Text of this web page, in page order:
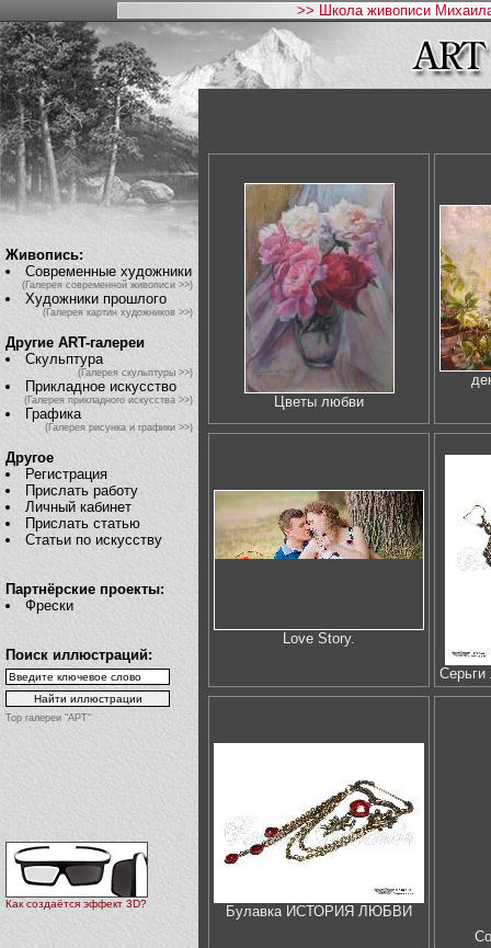
>> Школа живописи
Живопись:
Современные художники
(Галерея современной живописи >>)
Художники прошлого
(Галерея картин художников >>)
Другие ART-галереи
Скульптура
(Галерея скульптуры >>)
Прикладное искусство
(Галерея прикладного искусства >>)
Графика
(Галерея рисунка и графики >>)
Другое
Регистрация
Прислать работу
Личный кабинет
Прислать статью
Статьи по искусству
Партнёрские проекты:
Фрески
Поиск иллюстраций:
Top галереи "АРТ"
Как создаётся эффект 3D?
Цветы любви
Love Story.
Булавка ИСТОРИЯ ЛЮБВИ